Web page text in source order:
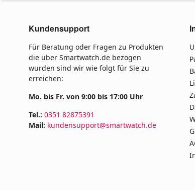
Kundensupport
Für Beratung oder Fragen zu Produkten
die über Smartwatch.de bezogen
wurden sind wir wie folgt für Sie zu
erreichen:
Mo. bis Fr. von 9:00 bis 17:00 Uhr
Tel.: 0351 82875391
Mail: kundensupport@smartwatch.de